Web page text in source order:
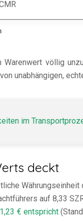
völlig
unabhängigen,
im
deckt
Währungseinheit
auf 8,33
€ entspricht